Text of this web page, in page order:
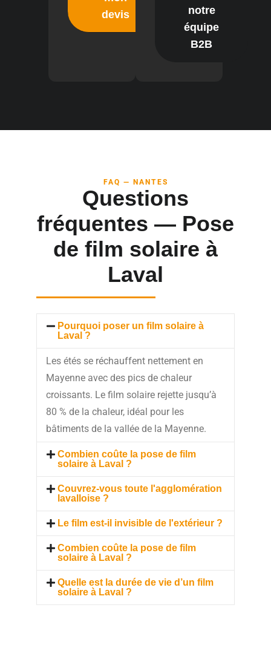
devis
notre
équipe
B2B
FAQ — NANTES
Questions
fréquentes — Pose
de film solaire à
Laval
Pourquoi poser un film solaire à
Laval ?
Les étés se réchauffent nettement en
Mayenne avec des pics de chaleur
croissants. Le film solaire rejette jusqu’à
80 % de la chaleur, idéal pour les
bâtiments de la vallée de la Mayenne.
Combien coûte la pose de film
solaire à Laval ?
Couvrez-vous toute l'agglomération
lavalloise ?
Le film est-il invisible de l'extérieur ?
Combien coûte la pose de film
solaire à Laval ?
Quelle est la durée de vie d’un film
solaire à Laval ?